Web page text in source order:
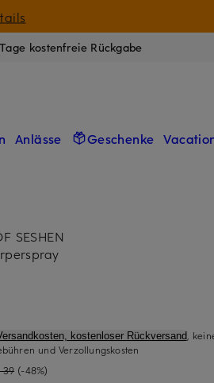
kostenfreie Rückgabe
Anlässe Geschenke
SESHEN
kostenloser Rückversand,
und Verzollungskosten
39 (-48%)